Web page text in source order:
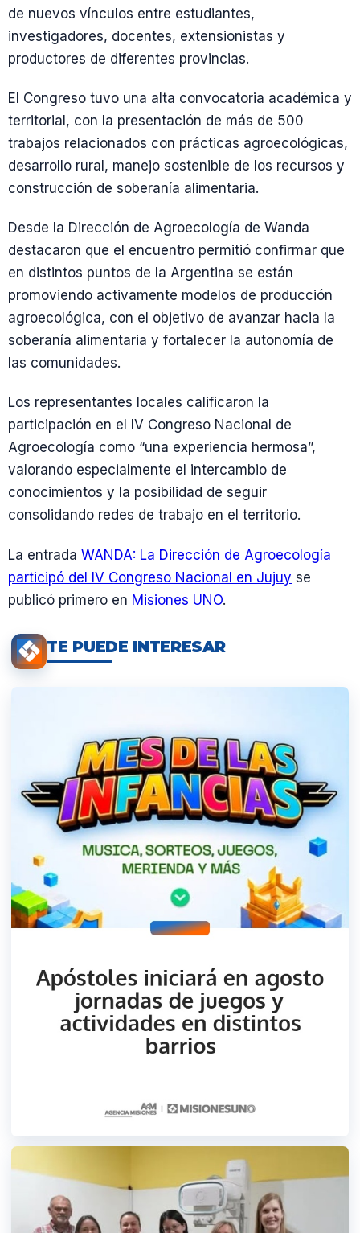
de nuevos vínculos entre estudiantes,
investigadores, docentes, extensionistas y
productores de diferentes provincias.
El Congreso tuvo una alta convocatoria académica y
territorial, con la presentación de más de 500
trabajos relacionados con prácticas agroecológicas,
desarrollo rural, manejo sostenible de los recursos y
construcción de soberanía alimentaria.
Desde la Dirección de Agroecología de Wanda
destacaron que el encuentro permitió confirmar que
en distintos puntos de la Argentina se están
promoviendo activamente modelos de producción
agroecológica, con el objetivo de avanzar hacia la
soberanía alimentaria y fortalecer la autonomía de
las comunidades.
Los representantes locales calificaron la
participación en el IV Congreso Nacional de
Agroecología como “una experiencia hermosa”,
valorando especialmente el intercambio de
conocimientos y la posibilidad de seguir
consolidando redes de trabajo en el territorio.
La entrada WANDA: La Dirección de Agroecología
participó del IV Congreso Nacional en Jujuy se
publicó primero en Misiones UNO.
TE PUEDE INTERESAR